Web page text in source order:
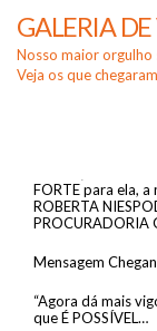
GALERIA
Nosso maior orgulho
Veja os que
FORTEpara ela, a
ROBERTA
PROCURADORIA
Mensagem
“Agora dá mais
que É POSSÍVEL…